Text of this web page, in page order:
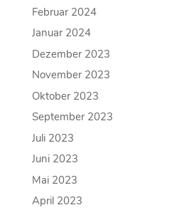
Februar 2024
Januar 2024
Dezember 2023
November 2023
Oktober 2023
September 2023
Juli 2023
Juni 2023
Mai 2023
April 2023